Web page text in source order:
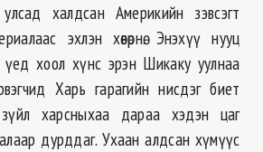
халдсан Америкийн зэвсэгт
эхлэн хөвөрнө. Энэхүү нууц
хоол хүнс эрэн Шикаку уулнаа
Харь гарагийн нисдэг биет
харсныхаа дараа хэдэн цаг
дурддаг. Ухаан алдсан хүмүүс